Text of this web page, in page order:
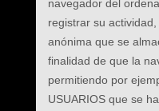
navegador del
registrar su
anónima que se
finalidad de que la
permitiendo por
USUARIOS que se